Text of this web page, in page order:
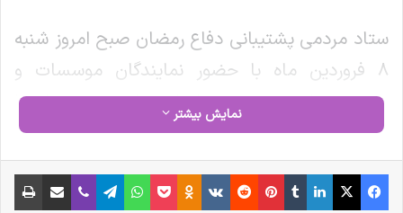
ستاد مردمی پشتیبانی دفاع رمضان صبح امروز شنبه
۸ فروردین ماه با حضور نمایندگان موسسات و
مجتمع های خیریه و سازمان های مردم نهاد با
حضور دکتر پیرحسین کولیوند رییس جمعیت هلال
احمر، دفتر رییس مجلس شورای اسلامی و رییس
سازمان اجتماعی وزارت کشور به میزبانی سازمان
نمایش بیشتر
فیس بوک X لینکدین ‫تامبلر ‫پین‌ترست ‫رددیت ‫VKontakte
‫Odnoklassniki پاکت واتس آپ تلگرام وایبر اشتراک گذاری از طریق ایمیل